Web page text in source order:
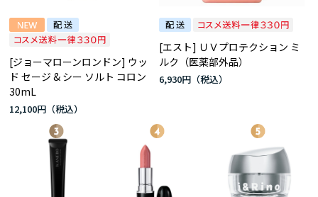
[ジョーマローンロンドン] ウッ
ド セージ & シー ソルト コロン
30mL
12,100円
[エスト] ＵＶプロテクション ミ
ルク（医薬部外品）
6,930円